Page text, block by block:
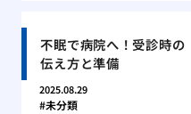
不眠で病院へ！受診時の
伝え方と準備
2025.08.29
未分類